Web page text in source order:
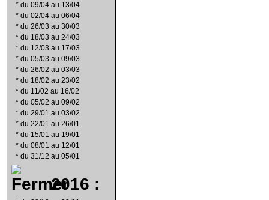
* du 09/04 au 13/04
* du 02/04 au 06/04
* du 26/03 au 30/03
* du 18/03 au 24/03
* du 12/03 au 17/03
* du 05/03 au 09/03
* du 26/02 au 03/03
* du 18/02 au 23/02
* du 11/02 au 16/02
* du 05/02 au 09/02
* du 29/01 au 03/02
* du 22/01 au 26/01
* du 15/01 au 19/01
* du 08/01 au 12/01
* du 31/12 au 05/01
2016 :